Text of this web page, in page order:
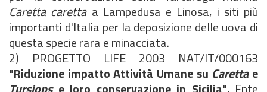
Caretta carettaa Lampedusa e Linosa, i siti più
importanti d'Italia per la deposizione delle uova di
questa specie rara e minacciata.
2) PROGETTO LIFE 2003 NAT/IT/000163
"Riduzione impatto Attività Umane su Carettae